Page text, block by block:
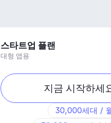
스타트업 플랜
대형 앱용
지금 시작하세
30,000세대 /